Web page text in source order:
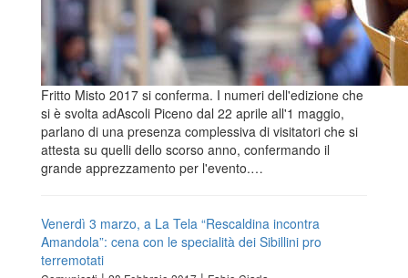
Fritto Misto 2017 si conferma. I numeri dell'edizione che
si è svolta adAscoli Piceno dal 22 aprile all'1 maggio,
parlano di una presenza complessiva di visitatori che si
attesta su quelli dello scorso anno, confermando il
grande apprezzamento per l'evento.…
Venerdì 3 marzo, a La Tela “Rescaldina incontra
Amandola”: cena con le specialità dei Sibillini pro
terremotati